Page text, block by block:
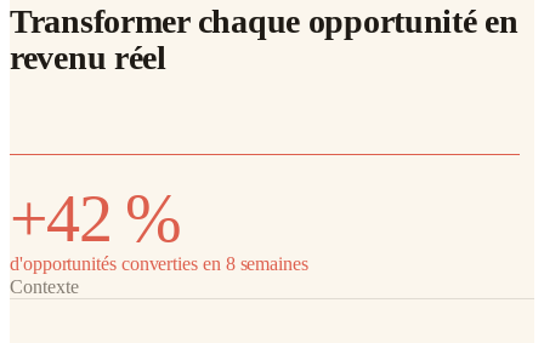
Transformer chaque opportunité en
revenu réel
+42 %
d'opportunités converties en 8 semaines
Contexte